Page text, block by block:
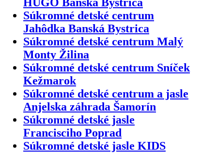
Súkromné detské centrum
Jahôdka Banská Bystrica
Súkromné detské centrum Malý
Monty Žilina
Súkromné detské centrum Sníček
Kežmarok
Súkromné detské centrum a jasle
Anjelska záhrada Šamorín
Súkromné detské jasle
Francisciho Poprad
Súkromné detské jasle KIDS